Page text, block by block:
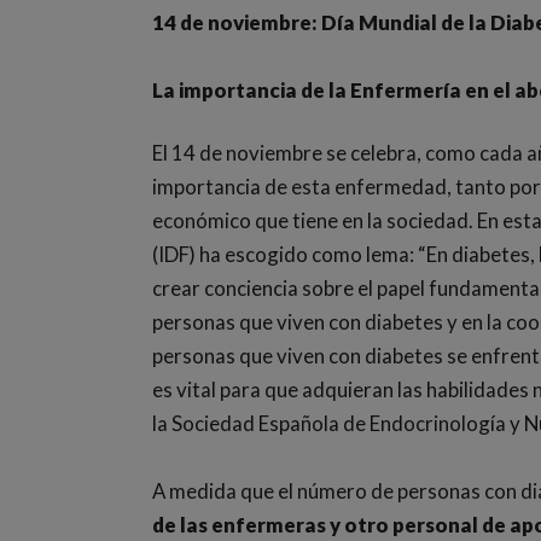
14 de noviembre: Día Mundial de la
La importancia de la Enfermería en el
El 14 de noviembre se celebra, como cada
importancia de esta enfermedad, tanto
económico que tiene en la sociedad. En
(IDF) ha escogido como lema: “En
crear conciencia sobre el papel
personas que viven con diabetes y en la
personas que viven con diabetes se
es vital para que adquieran las
la Sociedad Española de Endocrinología y
A medida que el número de personas con
de las enfermeras y otro personal de